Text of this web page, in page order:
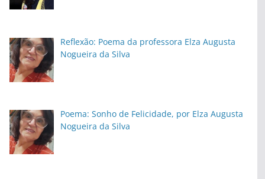
Reflexão: Poema da professora Elza Augusta
Nogueira da Silva
Poema: Sonho de Felicidade, por Elza Augusta
Nogueira da Silva